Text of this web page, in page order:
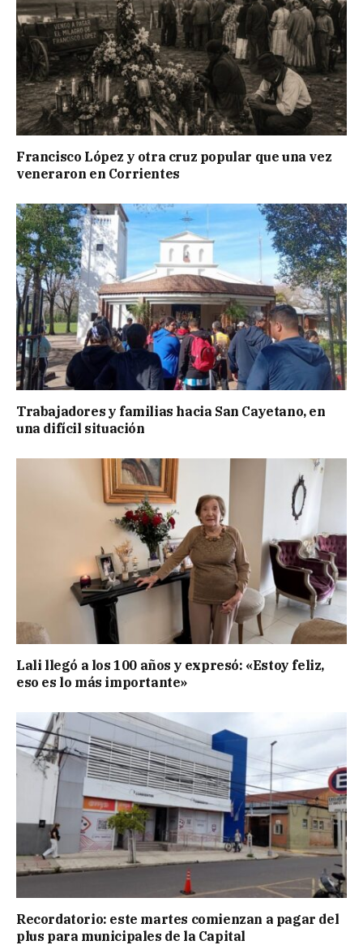
Francisco López y otra cruz popular que una vez
veneraron en Corrientes
Trabajadores y familias hacia San Cayetano, en
una difícil situación
Lali llegó a los 100 años y expresó: «Estoy feliz,
eso es lo más importante»
Recordatorio: este martes comienzan a pagar del
plus para municipales de la Capital